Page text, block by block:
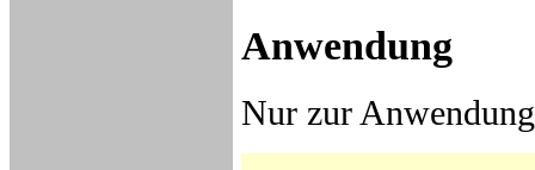
Anwendung
Nur zur